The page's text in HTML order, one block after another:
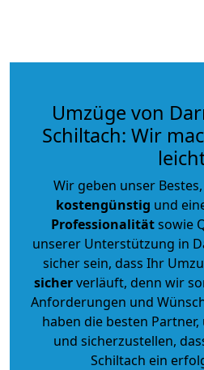
Umzüge von
Schiltach: Wir
Wir geben unser
kostengünstig und
Professionalitätsowie
unserer Unterstützung in
sicher sein, dass Ihr
sicherverläuft, denn wir
Anforderungen und
haben die besten
und sicherzustellen,
Schiltach ein